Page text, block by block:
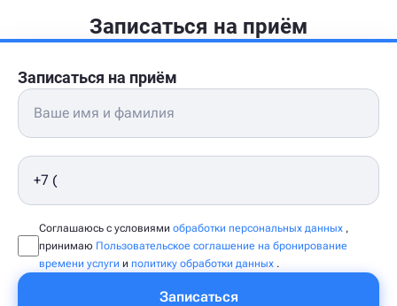
Записаться на приём
Записаться на приём
Соглашаюсь с условиями обработки персональных данных ,
принимаю Пользовательское соглашение на бронирование
времени услуги и политику обработки данных .
Записаться